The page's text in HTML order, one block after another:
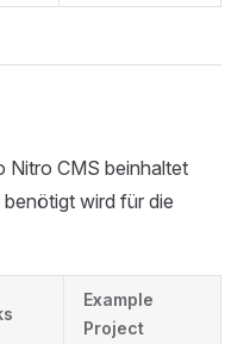
Nitro CMS beinhaltet
wird für die
Example
Project